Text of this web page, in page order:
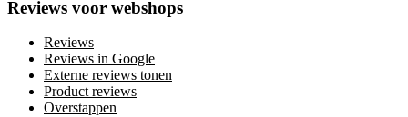
Reviews voor webshops
Reviews
Reviews in Google
Externe reviews tonen
Product reviews
Overstappen